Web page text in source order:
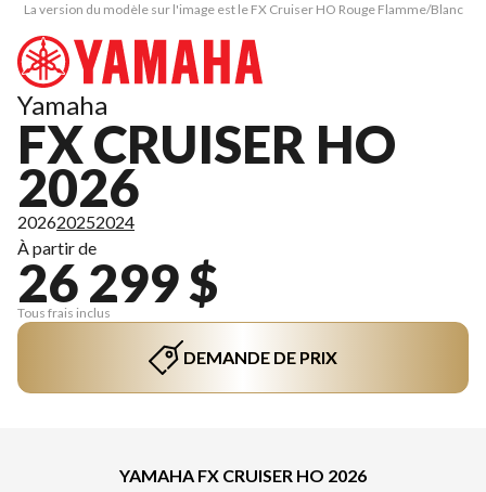
La version du modèle sur l'image est le FX Cruiser HO Rouge Flamme/Blanc
Yamaha
FX CRUISER HO
2026
202620252024
À partir de
26 299 $
Tous frais inclus
DEMANDE DE PRIX
YAMAHA FX CRUISER HO 2026